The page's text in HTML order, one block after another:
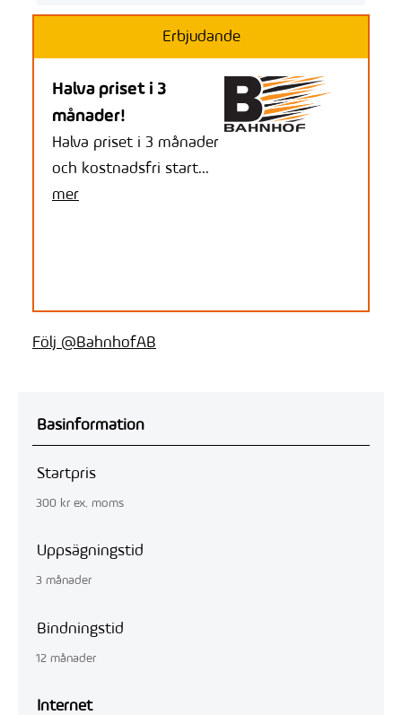
Erbjudande
Halva priset i 3
månader!
Halva priset i 3 månader
och kostnadsfri start...
mer
Följ @BahnhofAB
Basinformation
Startpris
300 krex. moms
Uppsägningstid
3 månader
Bindningstid
12 månader
Internet